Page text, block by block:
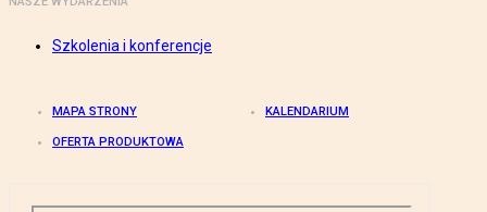
Szkolenia i konferencje
MAPA STRONY KALENDARIUM
OFERTA PRODUKTOWA